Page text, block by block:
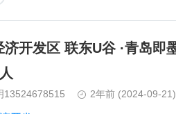
济开发区 联东U谷 ·青岛
13524678515 2年前 (2024-09-21)